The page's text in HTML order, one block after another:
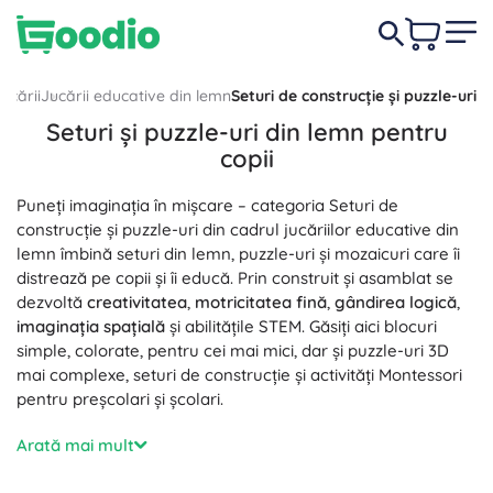
Jucării educative din lemnSeturi de construcție și puzzle-uri
Seturi și puzzle-uri din lemn pentru
copii
Puneți imaginația în mișcare – categoria Seturi de
construcție și puzzle-uri din cadrul jucăriilor educative din
lemn îmbină seturi din lemn, puzzle-uri și mozaicuri care îi
distrează pe copii și îi educă. Prin construit și asamblat se
dezvoltă creativitatea, motricitatea fină, gândirea logică,
imaginația spațială și abilitățile STEM. Găsiți aici blocuri
simple, colorate, pentru cei mai mici, dar și puzzle-uri 3D
mai complexe, seturi de construcție și activități Montessori
pentru preșcolari și școlari.
Realizate cu grijă din lemn de calitate, cu muchii netede și
vopsele pe bază de apă, aceste jucării didactice sunt
Arată mai mult